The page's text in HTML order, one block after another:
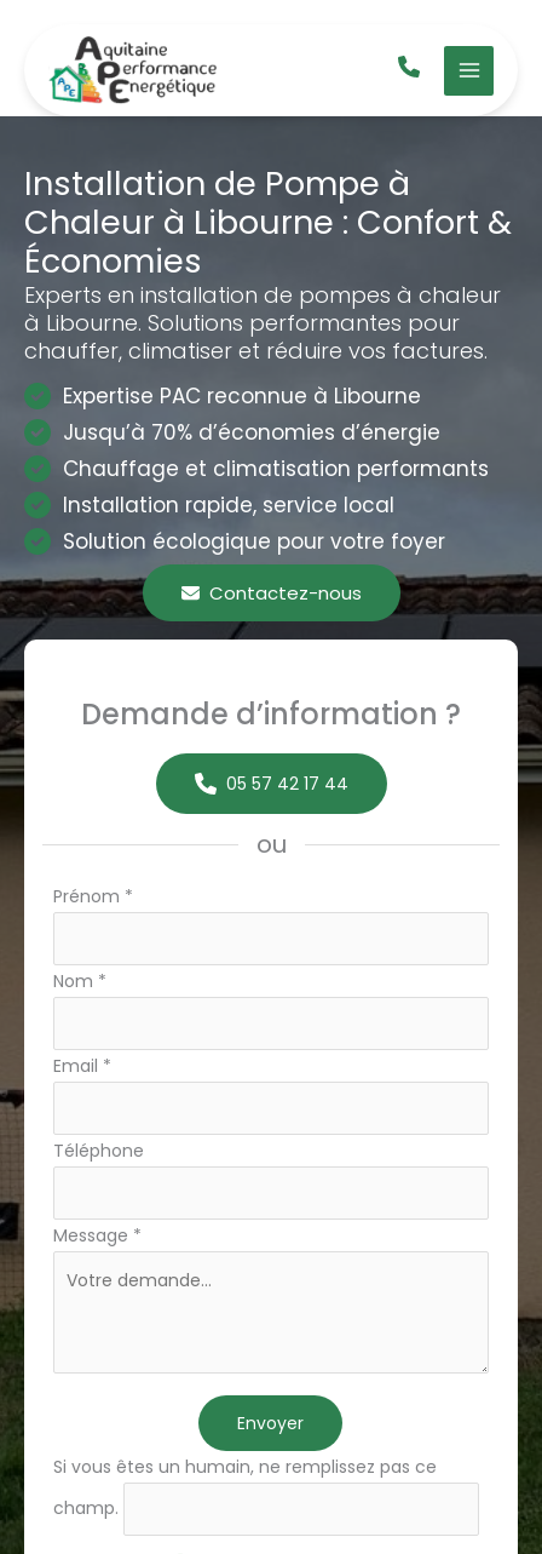
contenu
Installation de Pompe à
Chaleur à Libourne : Confort &
Économies
Experts en installation de pompes à chaleur
à Libourne. Solutions performantes pour
chauffer, climatiser et réduire vos factures.
Expertise PAC reconnue à Libourne
Jusqu’à 70% d’économies d’énergie
Chauffage et climatisation performants
Installation rapide, service local
Solution écologique pour votre foyer
Contactez-nous
Demande d’information ?
05 57 42 17 44
ou
Formulaire
téléphone
Prénom *
Nom *
Email *
Téléphone
Message *
Envoyer
Si vous êtes un humain, ne remplissez pas ce
champ.